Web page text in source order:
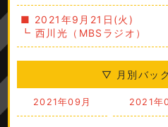
■ 2021年9月21日(火)
┗ 西川光（MBSラジオ）
▽ 月別バッ
2021年09月 2021年